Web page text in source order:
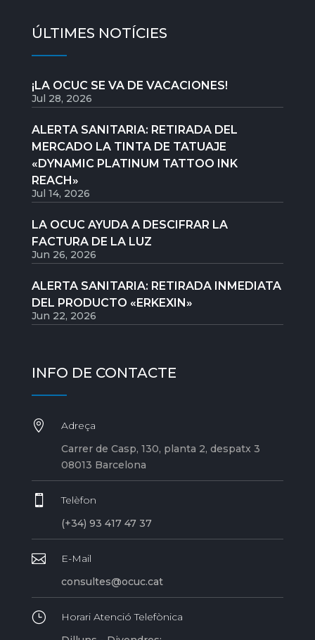
ÚLTIMES NOTÍCIES
¡LA OCUC SE VA DE VACACIONES!
Jul 28, 2026
ALERTA SANITARIA: RETIRADA DEL
MERCADO LA TINTA DE TATUAJE
«DYNAMIC PLATINUM TATTOO INK
REACH»
Jul 14, 2026
LA OCUC AYUDA A DESCIFRAR LA
FACTURA DE LA LUZ
Jun 26, 2026
ALERTA SANITARIA: RETIRADA INMEDIATA
DEL PRODUCTO «ERKEXIN»
Jun 22, 2026
INFO DE CONTACTE

Adreça
Carrer de Casp, 130, planta 2, despatx 3
08013 Barcelona

Telèfon
(+34) 93 417 47 37

E-Mail
consultes@ocuc.cat
}
Horari Atenció Telefònica